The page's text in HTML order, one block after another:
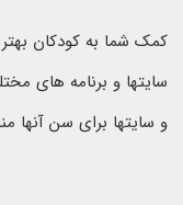
کمک شما به کودکان
سایتها و برنامه های
و سایتها برای سن آنها